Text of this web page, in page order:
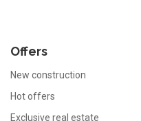
Offers
New construction
Hot offers
Exclusive real estate